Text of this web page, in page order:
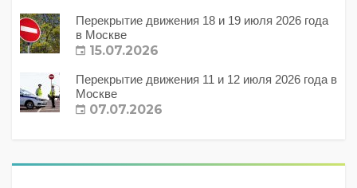
Перекрытие движения 18 и 19 июля 2026 года
в Москве
15.07.2026
Перекрытие движения 11 и 12 июля 2026 года в
Москве
07.07.2026